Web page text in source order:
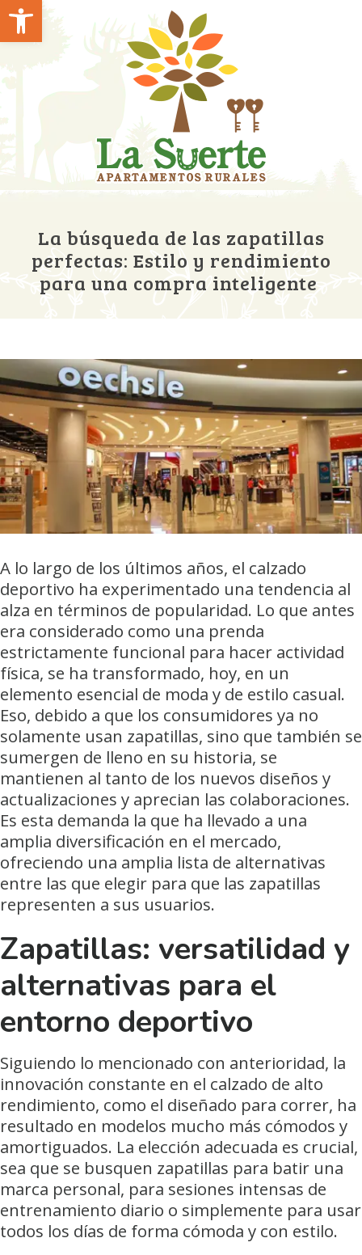
La búsqueda de las zapatillas
perfectas: Estilo y rendimiento
para una compra inteligente
A lo largo de los últimos años, el calzado
deportivo ha experimentado una tendencia al
alza en términos de popularidad. Lo que antes
era considerado como una prenda
estrictamente funcional para hacer actividad
física, se ha transformado, hoy, en un
elemento esencial de moda y de estilo casual.
Eso, debido a que los consumidores ya no
solamente usan zapatillas, sino que también se
sumergen de lleno en su historia, se
mantienen al tanto de los nuevos diseños y
actualizaciones y aprecian las colaboraciones.
Es esta demanda la que ha llevado a una
amplia diversificación en el mercado,
ofreciendo una amplia lista de alternativas
entre las que elegir para que las zapatillas
representen a sus usuarios.
Zapatillas: versatilidad y
alternativas para el
entorno deportivo
Siguiendo lo mencionado con anterioridad, la
innovación constante en el calzado de alto
rendimiento, como el diseñado para correr, ha
resultado en modelos mucho más cómodos y
amortiguados. La elección adecuada es crucial,
sea que se busquen zapatillas para batir una
marca personal, para sesiones intensas de
entrenamiento diario o simplemente para usar
todos los días de forma cómoda y con estilo.